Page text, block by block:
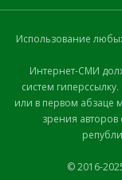
Использование
Интернет-СМИ
систем
или в первом абзаце
зрения авторов
© 2016-